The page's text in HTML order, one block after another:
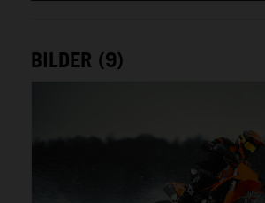
BILDER (9)